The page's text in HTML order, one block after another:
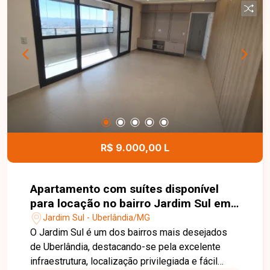
construção de 05 sobrados, além da
possibilidade de edificação de um prédio com
até 04 pavimentos, oferecendo excelente
versatilidade para incorporadoras, construtoras e
investidores que desejam aproveitar ao máximo
o potencial da área. Esta é uma excelente
oportunidade para quem busca um terreno amplo,
com grande potencial de valorização no bairro
Verde Umuarama. Agende uma visita e conheça
todos os detalhes deste imóvel.
R$ 9.000,00 L
Apartamento com suítes disponível
para locação no bairro Jardim Sul em
Uberlândia-MG
Jardim Sul - Uberlândia/MG
O Jardim Sul é um dos bairros mais desejados
de Uberlândia, destacando-se pela excelente
infraestrutura, localização privilegiada e fácil